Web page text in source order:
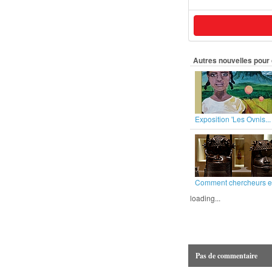
Autres nouvelles
Exposition 'Les Ovnis...
Comment chercheurs
loading...
Pas de commentaire